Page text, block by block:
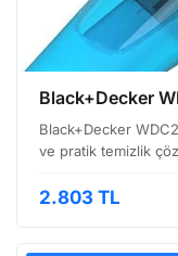
Black+Decker
Black+Decker
ve pratik temizlik
taşınabilir, bu da
2.803 TL